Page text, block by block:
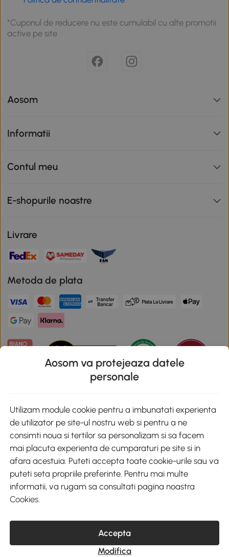
*Cuponul de reducere nu este cumulabil cu alte promotii
active pe site
Aosom
Informatii
Contul meu
E-shopurile noastre
Livrare
Metoda de plata
Descarca aplicatia Aosom
Google Play
+40 312294730 clienti@aosom.ro
Romania, Bucureşti Sectorul 2, Str. Barbu Paris Mumuleanu, Nr. 30-
CUI: 49266464
COD CAEN: 4755
Reg. Com. J2023023738408
Capital Social 200
Aosom va protejeaza datele
personale
Utilizam module cookie pentru a imbunatati experienta
de utilizator pe site-ul nostru web si pentru a ne
consimti noua si tertilor sa personalizam si sa facem
mai placuta experienta de cumparaturi pe site si in
afara acestuia. Puteti accepta toate cookie-urile sau va
puteti seta propriile preferinte. Pentru mai multe
informatii, va rugam sa consultati pagina noastra
Cookies.
Accepta
Modifica